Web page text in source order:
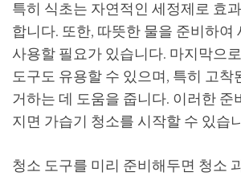
특히 식초는 자연적인 세정제로 효
합니다. 또한, 따뜻한 물을 준비하여
사용할 필요가 있습니다. 마지막으
도구도 유용할 수 있으며, 특히 고착
거하는 데 도움을 줍니다. 이러한 준
지면 가습기 청소를 시작할 수 있습
청소 도구를 미리 준비해두면 청소